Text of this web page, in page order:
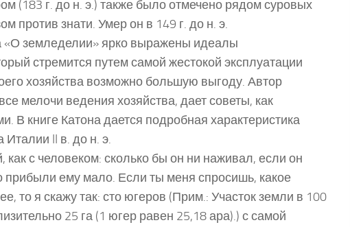
(183 г. до н. э.) также было отмечено рядом суровых
против знати. Умер он в 149 г. до н. э.
«О земледелии» ярко выражены идеалы
стремится путем самой жестокой эксплуатации
хозяйства возможно большую выгоду. Автор
мелочи ведения хозяйства, дает советы, как
В книге Катона дается подробная характеристика
Италии II в. до н. э.
как с человеком: сколько бы он ни наживал, если он
прибыли ему мало. Если ты меня спросишь, какое
то я скажу так: сто югеров (Прим.: Участок земли в 100
25 га (1 югер равен 25,18 ара).) с самой